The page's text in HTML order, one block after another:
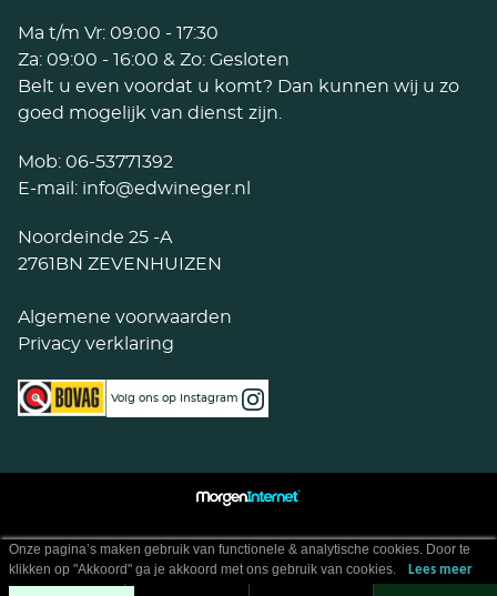
Ma t/m Vr: 09:00 - 17:30
Za: 09:00 - 16:00 & Zo: Gesloten
Belt u even voordat u komt? Dan kunnen wij u zo
goed mogelijk van dienst zijn.
Mob: 06-53771392
E-mail: info@edwineger.nl
Noordeinde 25 -A
2761BN ZEVENHUIZEN
Algemene voorwaarden
Privacy verklaring
Volg ons op Instagram
Onze pagina’s maken gebruik van functionele & analytische cookies. Door te
klikken op "Akkoord" ga je akkoord met ons gebruik van cookies.
Lees meer